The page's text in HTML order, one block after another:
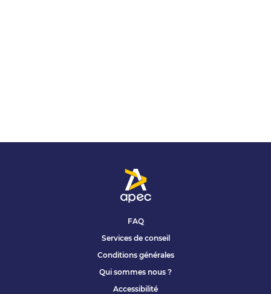
FAQ
Services de conseil
Conditions générales
Qui sommes nous ?
Accessibilité